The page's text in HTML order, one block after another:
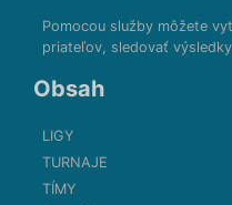
Pomocou služby môžete
priateľov, sledovať
Obsah
LIGY
TURNAJE
TÍMY